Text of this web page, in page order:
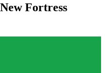
Fortress